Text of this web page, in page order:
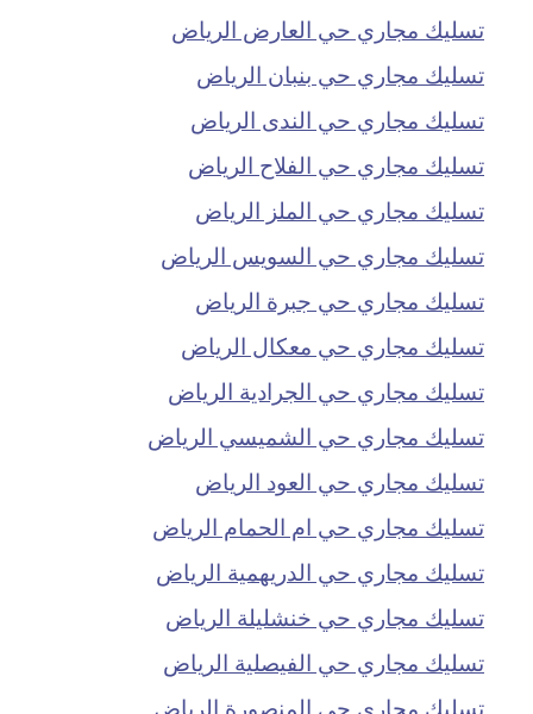
تسليك مجاري حي العارض الرياض
تسليك مجاري حي بنبان الرياض
تسليك مجاري حي الندى الرياض
تسليك مجاري حي الفلاح الرياض
تسليك مجاري حي الملز الرياض
تسليك مجاري حي السويس الرياض
تسليك مجاري حي جبرة الرياض
تسليك مجاري حي معكال الرياض
تسليك مجاري حي الجرادية الرياض
تسليك مجاري حي الشميسي الرياض
تسليك مجاري حي العود الرياض
تسليك مجاري حي ام الحمام الرياض
تسليك مجاري حي الدريهمية الرياض
تسليك مجاري حي خنشليلة الرياض
تسليك مجاري حي الفيصلية الرياض
تسليك مجاري حي المنصورة الرياض